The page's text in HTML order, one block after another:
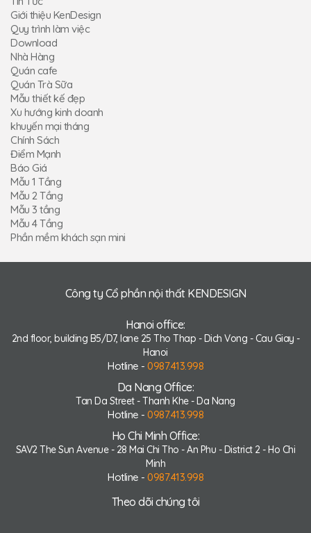
Giới thiệu KenDesign
Quy trình làm việc
Download
Nhà Hàng
Quán cafe
Quán Trà Sữa
Mẫu thiết kế đẹp
Xu hướng kinh doanh
khuyến mại tháng
Chính Sách
Điểm Mạnh
Báo Giá
Mẫu 1 Tầng
Mẫu 2 Tầng
Mẫu 3 tầng
Mẫu 4 Tầng
Phần mềm khách sạn mini
Công ty Cổ phần nội thất KENDESIGN
Hanoi office:
2nd floor, building B5/D7, lane 25 Tho Thap - Dich Vong - Cau Giay -
Hanoi
Hotline - 0987.413.998
Da Nang Office:
Tan Da Street - Thanh Khe - Da Nang
Hotline - 0987.413.998
Ho Chi Minh Office:
SAV2 The Sun Avenue - 28 Mai Chi Tho - An Phu - District 2 - Ho Chi
Minh
Hotline - 0987.413.998
Theo dõi chúng tôi